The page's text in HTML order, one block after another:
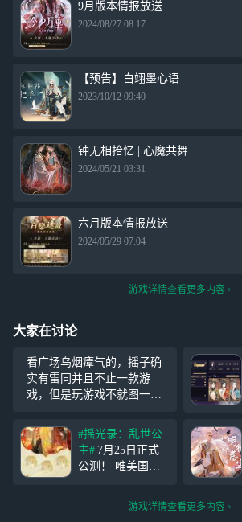
9月版本情报放送
2024/08/27 08:17
【预告】白翊墨心语
2023/10/12 09:40
钟无相拾忆 | 心魔共舞
2024/05/21 03:31
六月版本情报放送
2024/05/29 07:04
游戏详情查看更多内容
大家在讨论
看广场乌烟瘴气的，摇子确
实有雷同并且不止一款游
戏，但是玩游戏不就图一个
想，自己玩的开心不就好
了。也没必要两方都弄得剑
拔弩张的，喜欢的继续玩 不
喜欢的直接点左上角。也不
#摇光录：乱世公
主# |7月25日正式
公测！ 唯美国风
光录：乱世公主#
「你听说了么，最
游戏详情查看更多内容